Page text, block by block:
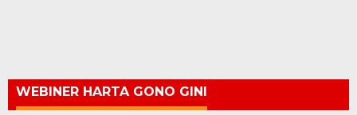
WEBINER HARTA GONO GINI